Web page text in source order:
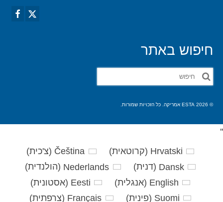
חיפוש באתר
חפש
© 2026 ESTA אמריקה. כל הזכויות שמורות.
'
'
Hrvatski
(קרוטאית)
Čeština
(צ'כית)
Dansk
(דנית)
Nederlands
(הולנדית)
English
(אנגלית)
Eesti
(אסטונית)
Suomi
(פינית)
Français
(צרפתית)